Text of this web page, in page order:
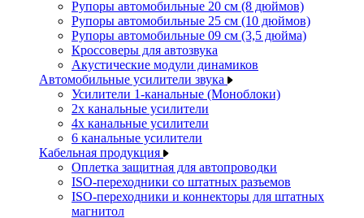
Рупоры автомобильные 20 см (8 дюймов)
Рупоры автомобильные 25 см (10 дюймов)
Рупоры автомобильные 09 см (3,5 дюйма)
Кроссоверы для автозвука
Акустические модули динамиков
Автомобильные усилители звука
Усилители 1-канальные (Моноблоки)
2х канальные усилители
4х канальные усилители
6 канальные усилители
Кабельная продукция
Оплетка защитная для автопроводки
ISO-переходники со штатных разъемов
ISO-переходники и коннекторы для штатных
магнитол